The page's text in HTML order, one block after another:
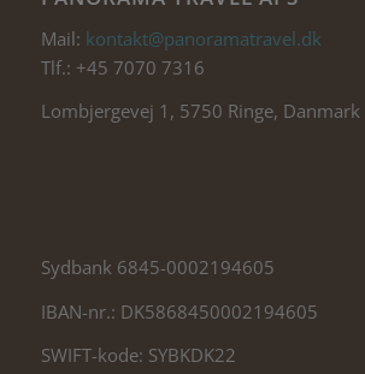
Mail: kontakt@panoramatravel.dk
Tlf.: +45 7070 7316
Lombjergevej 1, 5750 Ringe, Danmark
Sydbank 6845-0002194605
IBAN-nr.: DK5868450002194605
SWIFT-kode: SYBKDK22